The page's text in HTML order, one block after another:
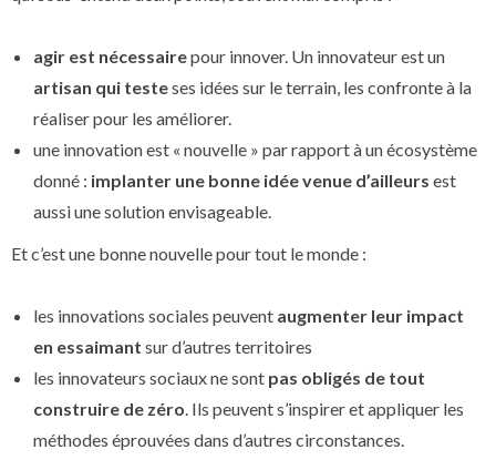
agir est nécessairepour innover. Un innovateur est un
artisan qui testeses idées sur le terrain, les confronte à la
réaliser pour les améliorer.
une innovation est « nouvelle » par rapport à un écosystème
donné : implanter une bonne idée venue d’ailleurs est
aussi une solution envisageable.
Et c’est une bonne nouvelle pour tout le monde :
les innovations sociales peuvent augmenter leur impact
en essaimant sur d’autres territoires
les innovateurs sociaux ne sont pas obligés de tout
construire de zéro. Ils peuvent s’inspirer et appliquer les
méthodes éprouvées dans d’autres circonstances.